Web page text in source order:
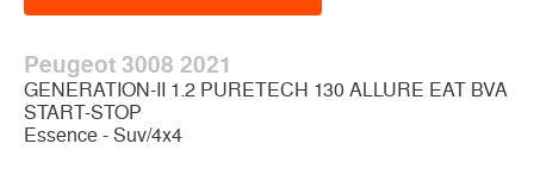
Peugeot 3008 2021
GENERATION-II 1.2 PURETECH 130 ALLURE EAT BVA
START-STOP
Essence - Suv/4x4